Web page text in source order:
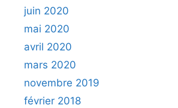
juin 2020
mai 2020
avril 2020
mars 2020
novembre 2019
février 2018